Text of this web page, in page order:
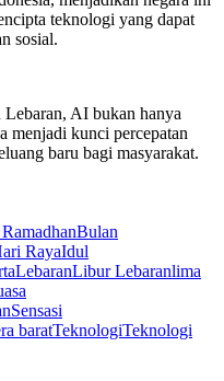
teknologi yang dapat
sosial.
AI bukan hanya
menjadi kunci percepatan
baru bagi masyarakat.
Bulan
RayaIdul
LebaranLibur Lebaranlima
Sensasi
baratTeknologiTeknologi